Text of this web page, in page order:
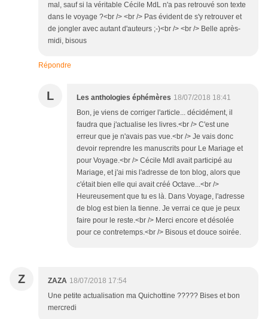
mal, sauf si la véritable Cécile MdL n'a pas retrouvé son texte
dans le voyage ?<br /> <br /> Pas évident de s'y retrouver et
de jongler avec autant d'auteurs ;-)<br /> <br /> Belle après-
midi, bisous
Répondre
L Les anthologies éphémères 18/07/2018 18:41
Bon, je viens de corriger l'article... décidément, il
faudra que j'actualise les livres.<br /> C'est une
erreur que je n'avais pas vue.<br /> Je vais donc
devoir reprendre les manuscrits pour Le Mariage et
pour Voyage.<br /> Cécile Mdl avait participé au
Mariage, et j'ai mis l'adresse de ton blog, alors que
c'était bien elle qui avait créé Octave...<br />
Heureusement que tu es là. Dans Voyage, l'adresse
de blog est bien la tienne. Je verrai ce que je peux
faire pour le reste.<br /> Merci encore et désolée
pour ce contretemps.<br /> Bisous et douce soirée.
Z ZAZA 18/07/2018 17:54
Une petite actualisation ma Quichottine ????? Bises et bon
mercredi